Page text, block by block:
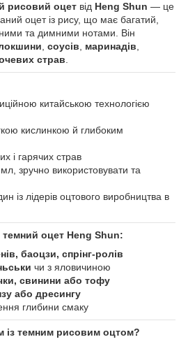
рисовий оцет від Heng Shun — це
оцет із рису, що має багатий,
та димними нотами. Він
соусів маринадів
страв
китайською технологією
кислинкою й глибоким
і гарячих страв
зручно використовувати та
із лідерів оцтового виробництва в
оцет Heng Shun:
баоцзи, спрінг-ролів
чи з яловичиною
свинини або тофу
або дресингу
глибини смаку
темним рисовим оцтом?